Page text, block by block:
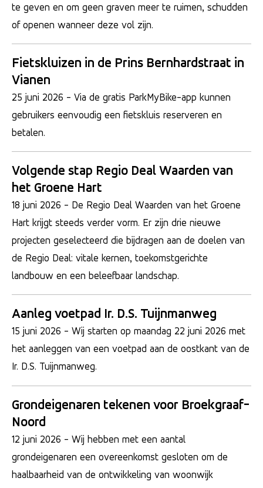
te geven en om geen graven meer te ruimen, schudden
of openen wanneer deze vol zijn.
Fietskluizen in de Prins Bernhardstraat in
Vianen
25 juni 2026 - Via de gratis ParkMyBike-app kunnen
gebruikers eenvoudig een fietskluis reserveren en
betalen.
Volgende stap Regio Deal Waarden van
het Groene Hart
18 juni 2026 - De Regio Deal Waarden van het Groene
Hart krijgt steeds verder vorm. Er zijn drie nieuwe
projecten geselecteerd die bijdragen aan de doelen van
de Regio Deal: vitale kernen, toekomstgerichte
landbouw en een beleefbaar landschap.
Aanleg voetpad Ir. D.S. Tuijnmanweg
15 juni 2026 - Wij starten op maandag 22 juni 2026 met
het aanleggen van een voetpad aan de oostkant van de
Ir. D.S. Tuijnmanweg.
Grondeigenaren tekenen voor Broekgraaf-
Noord
12 juni 2026 - Wij hebben met een aantal
grondeigenaren een overeenkomst gesloten om de
haalbaarheid van de ontwikkeling van woonwijk